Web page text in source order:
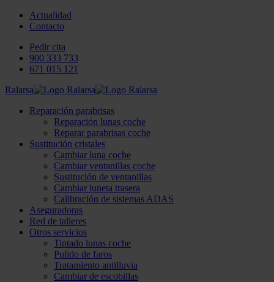
Actualidad
Contacto
Pedir cita
900 333 733
671 015 121
Ralarsa
Reparación parabrisas
Reparación lunas coche
Reparar parabrisas coche
Sustitución cristales
Cambiar luna coche
Cambiar ventanillas coche
Sustitución de ventanillas
Cambiar luneta trasera
Calibración de sistemas ADAS
Aseguradoras
Red de talleres
Otros servicios
Tintado lunas coche
Pulido de faros
Tratamiento antilluvia
Cambiar de escobillas